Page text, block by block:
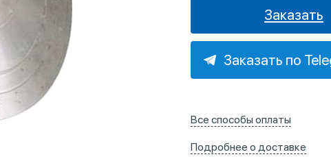
Заказать
Заказать по
Все способы оплаты
Подробнее о доставке